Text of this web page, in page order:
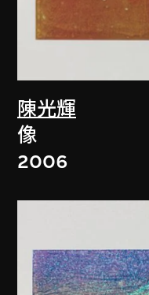
陳光輝
像
2006